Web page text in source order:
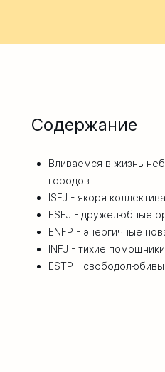
Содержание
Вливаемся в жизнь
городов
ISFJ - якоря коллектива
ESFJ - дружелюбные
ENFP - энергичные
INFJ - тихие помощники
ESTP -